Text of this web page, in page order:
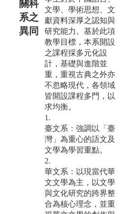
關科
系之
異同
文學、學術思想、文
獻資料深厚之認知與
研究能力。基於此項
教學目標，本系開設
之課程採多元化設
計，基礎與進階並
重，重視古典之外亦
不忽略現代，各領域
皆開設課程多門，以
求均衡。
1.
臺文系：強調以「臺
灣」為重心的語文及
文學為學習重點。
2.
華文系：以現當代華
文文學為主，以文學
與文化研究的跨界整
合為核心理念，並重